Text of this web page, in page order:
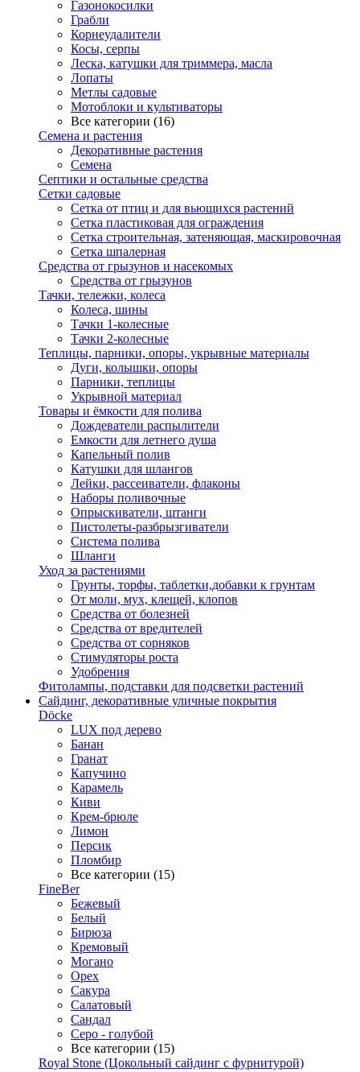
Газонокосилки
Грабли
Корнеудалители
Косы, серпы
Леска, катушки для триммера, масла
Лопаты
Метлы садовые
Мотоблоки и культиваторы
Все категории (16)
Семена и растения
Декоративные растения
Семена
Септики и остальные средства
Сетки садовые
Сетка от птиц и для вьющихся растений
Сетка пластиковая для ограждения
Сетка строительная, затеняющая, маскировочная
Сетка шпалерная
Средства от грызунов и насекомых
Средства от грызунов
Тачки, тележки, колеса
Колеса, шины
Тачки 1-колесные
Тачки 2-колесные
Теплицы, парники, опоры, укрывные материалы
Дуги, колышки, опоры
Парники, теплицы
Укрывной материал
Товары и ёмкости для полива
Дождеватели распылители
Емкости для летнего душа
Капельный полив
Катушки для шлангов
Лейки, рассеиватели, флаконы
Наборы поливочные
Опрыскиватели, штанги
Пистолеты-разбрызгиватели
Система полива
Шланги
Уход за растениями
Грунты, торфы, таблетки,добавки к грунтам
От моли, мух, клещей, клопов
Средства от болезней
Средства от вредителей
Средства от сорняков
Стимуляторы роста
Удобрения
Фитолампы, подставки для подсветки растений
Сайдинг, декоративные уличные покрытия
Döcke
LUX под дерево
Банан
Гранат
Капучино
Карамель
Киви
Крем-брюле
Лимон
Персик
Пломбир
Все категории (15)
FineBer
Бежевый
Белый
Бирюза
Кремовый
Могано
Орех
Сакура
Салатовый
Сандал
Серо - голубой
Все категории (15)
Royal Stone (Цокольный сайдинг с фурнитурой)